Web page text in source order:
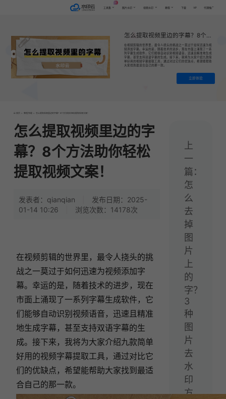
工具集 图片水印 视频水印 教程 下载 VIP 代理推广
怎么提取视频里边的字幕？8个方法助你轻松提取视频文案！
​在视频剪辑的世界里，最令人挠头的挑战之一莫过于如何迅速为视
频添加字幕。幸运的是，随着技术的进步，现在市面上涌现了一系
列字幕生成软件，它们能够自动识别视频语音，迅速且精准地生成
字幕，甚至支持双语字幕的生成。接下来，我将为大家介绍九款简
单好用的视频字幕提取工具，通过对比它们的优缺点，希望能帮助
大家找到最适合自己的那一款。
立即体验
首页 > 教程|专题 > 怎么提取视频里边的字幕？8个方法助你轻松提取视频文案！
怎么提取视频里边的字
幕？8个方法助你轻松
提取视频文案！
发表者：qianqian
发布日期：2025-
01-14 10:26
浏览次数：14178次
在视频剪辑的世界里，最令人挠头的挑
战之一莫过于如何迅速为视频添加字
幕。幸运的是，随着技术的进步，现在
市面上涌现了一系列字幕生成软件，它
们能够自动识别视频语音，迅速且精准
地生成字幕，甚至支持双语字幕的生
成。接下来，我将为大家介绍九款简单
好用的视频字幕提取工具，通过对比它
们的优缺点，希望能帮助大家找到最适
合自己的那一款。
上
一
篇：
怎
么
去
掉
图
片
上
的
字？
3
种
图
片
去
水
印
方